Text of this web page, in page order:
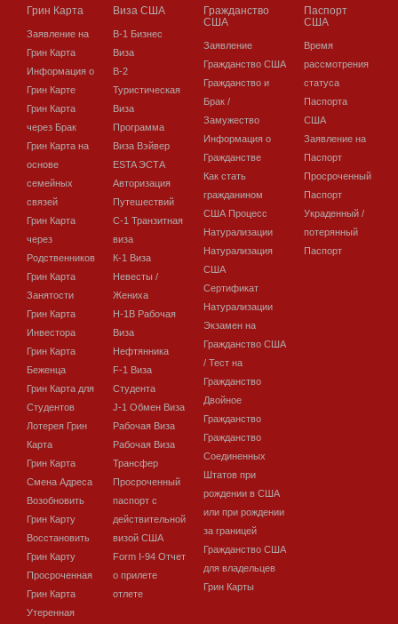
Грин Карта
Заявление на
Грин Карта
Информация о
Грин Карте
Грин Карта
через Брак
Грин Карта на
основе
семейных
связей
Грин Карта
через
Родственников
Грин Карта
Занятости
Грин Карта
Инвестора
Грин Карта
Беженца
Грин Карта для
Студентов
Лотерея Грин
Карта
Грин Карта
Смена Адреса
Возобновить
Грин Карту
Восстановить
Грин Карту
Просроченная
Грин Карта
Утеренная
Виза США
В-1 Бизнес
Виза
В-2
Туристическая
Виза
Программа
Виза Вэйвер
ESTA ЭСТА
Авторизация
Путешествий
C-1 Транзитная
виза
К-1 Виза
Невесты /
Жениха
H-1B Рабочая
Виза
Нефтянника
F-1 Виза
Студента
J-1 Обмен Виза
Рабочая Виза
Рабочая Виза
Трансфер
Просроченный
паспорт с
действительной
визой США
Form I-94 Отчет
о прилете
отлете
Гражданство
США
Заявление
Гражданство США
Гражданство и
Брак /
Замужество
Информация о
Гражданстве
Как стать
гражданином
США Процесс
Натурализации
Натурализация
США
Сертификат
Натурализации
Экзамен на
Гражданство США
/ Тест на
Гражданство
Двойное
Гражданство
Гражданство
Соединенных
Штатов при
рождении в США
или при рождении
за границей
Гражданство США
для владельцев
Грин Карты
Паспорт
США
Время
рассмотрения
статуса
Паспорта
США
Заявление на
Паспорт
Просроченный
Паспорт
Украденный /
потерянный
Паспорт